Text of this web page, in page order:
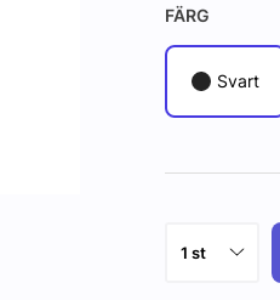
FÄRG
Svart